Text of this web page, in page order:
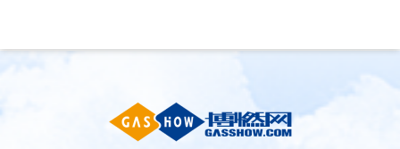
销售合同，订单总额折合人民币约8.9